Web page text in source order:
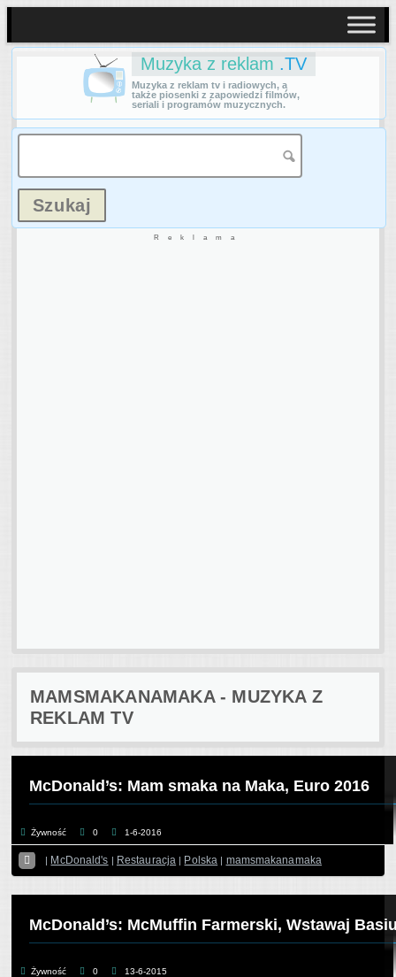
Muzyka z reklam .TV
Muzyka z reklam tv i radiowych, a
także piosenki z zapowiedzi filmów,
seriali i programów muzycznych.
Reklama
MAMSMAKANAMAKA - MUZYKA Z
REKLAM TV
McDonald’s: Mam smaka na Maka, Euro 2016
Żywność 0 1-6-2016
 | McDonald's | Restauracja | Polska | mamsmakanamaka
McDonald’s: McMuffin Farmerski, Wstawaj
Żywność 0 13-6-2015